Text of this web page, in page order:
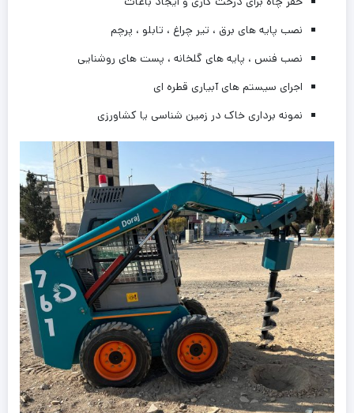
نصب پایه های برق ، تیر چراغ ، تابلو ، پرچم
نصب فنس ، پایه های گلخانه ، پست های روشنایی
اجرای سیستم های آبیاری قطره ای
نمونه برداری خاک در زمین شناسی یا کشاورزی